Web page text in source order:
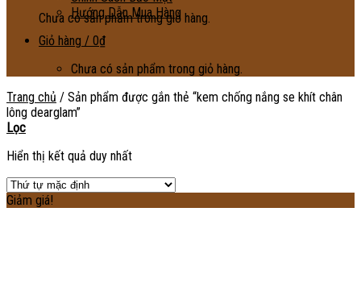
Chưa có sản phẩm trong giỏ hàng.
Hướng Dẫn Mua Hàng
Giỏ hàng / 0₫
Chưa có sản phẩm trong giỏ hàng.
Trang chủ / Sản phẩm được gắn thẻ “kem chống nắng se khít chân
lông dearglam”
Lọc
Hiển thị kết quả duy nhất
Giảm giá!